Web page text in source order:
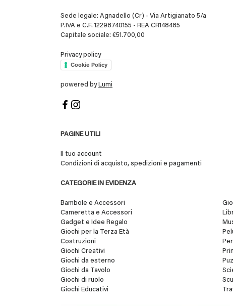
Sede legale: Agnadello (Cr) - Via Artigianato 5/a
P.IVA e C.F. 12298740155 - REA CR148485
Capitale sociale: €51.700,00
Privacy policy
Cookie Policy
powered by Lumi
PAGINE UTILI
Il tuo account
Condizioni di acquisto, spedizioni e pagamenti
CATEGORIE IN EVIDENZA
Bambole e Accessori
Cameretta e Accessori
Gadget e Idee Regalo
Giochi per la Terza Età
Costruzioni
Giochi Creativi
Giochi da esterno
Giochi da Tavolo
Giochi di ruolo
Giochi Educativi